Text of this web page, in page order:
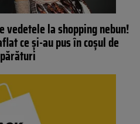
vedetele la shopping nebun!
ce și-au pus în coșul de